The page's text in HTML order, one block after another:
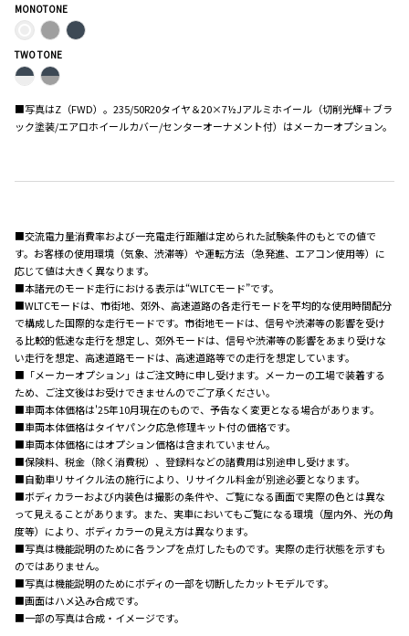
MONOTONE
TWO TONE
■写真はZ（FWD）。235/50R20タイヤ＆20×7½Jアルミホイール（切削光輝＋ブラ
ック塗装/エアロホイールカバー/センターオーナメント付）はメーカーオプション。
■交流電力量消費率および一充電走行距離は定められた試験条件のもとでの値で
す。お客様の使用環境（気象、渋滞等）や運転方法（急発進、エアコン使用等）に
応じて値は大きく異なります。
■本諸元のモード走行における表示は“WLTCモード”です。
■WLTCモードは、市街地、郊外、高速道路の各走行モードを平均的な使用時間配分
で構成した国際的な走行モードです。市街地モードは、信号や渋滞等の影響を受け
る比較的低速な走行を想定し、郊外モードは、信号や渋滞等の影響をあまり受けな
い走行を想定、高速道路モードは、高速道路等での走行を想定しています。
■「メーカーオプション」はご注文時に申し受けます。メーカーの工場で装着する
ため、ご注文後はお受けできませんのでご了承ください。
■車両本体価格は'25年10月現在のもので、予告なく変更となる場合があります。
■車両本体価格はタイヤパンク応急修理キット付の価格です。
■車両本体価格にはオプション価格は含まれていません。
■保険料、税金（除く消費税）、登録料などの諸費用は別途申し受けます。
■自動車リサイクル法の施行により、リサイクル料金が別途必要となります。
■ボディカラーおよび内装色は撮影の条件や、ご覧になる画面で実際の色とは異な
って見えることがあります。また、実車においてもご覧になる環境（屋内外、光の角
度等）により、ボディカラーの見え方は異なります。
■写真は機能説明のために各ランプを点灯したものです。実際の走行状態を示すも
のではありません。
■写真は機能説明のためにボディの一部を切断したカットモデルです。
■画面はハメ込み合成です。
■一部の写真は合成・イメージです。